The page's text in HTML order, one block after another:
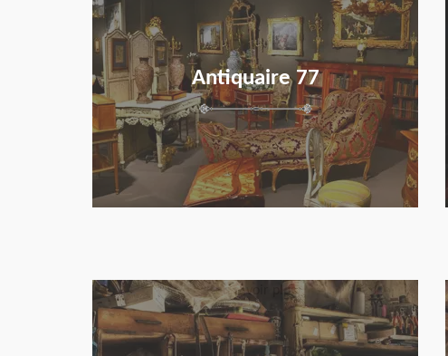
Antiquaire 77
en savoir plus